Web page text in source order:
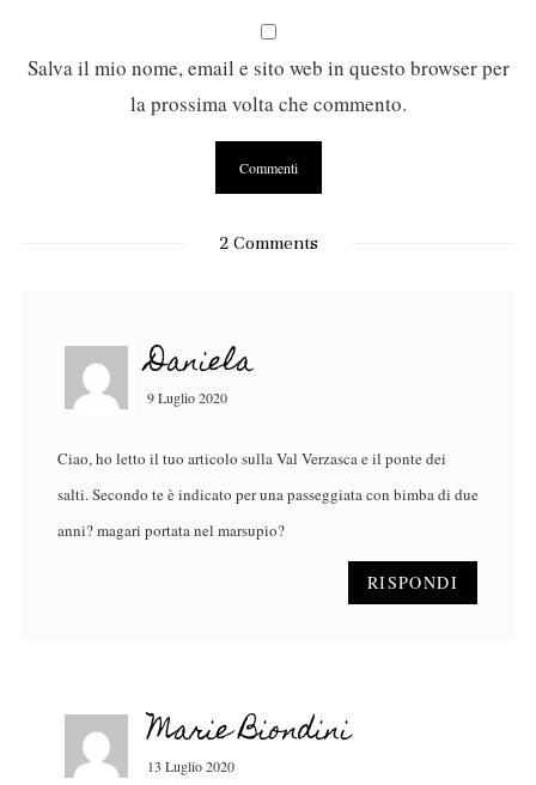
Salva il mio nome, email e sito web in questo browser per
la prossima volta che commento.
2 Comments
Daniela
9 Luglio 2020
Ciao, ho letto il tuo articolo sulla Val Verzasca e il ponte dei
salti. Secondo te è indicato per una passeggiata con bimba di due
anni? magari portata nel marsupio?
RISPONDI
Marie Biondini
13 Luglio 2020